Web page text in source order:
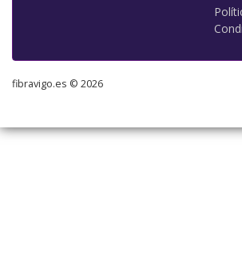
fibravigo.es © 2026